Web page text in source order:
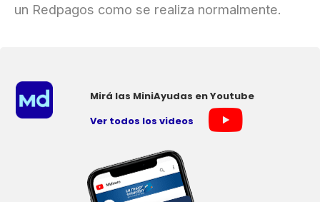
un Redpagos como se realiza normalmente.
Mirá las MiniAyudas en Youtube
Ver todos los videos